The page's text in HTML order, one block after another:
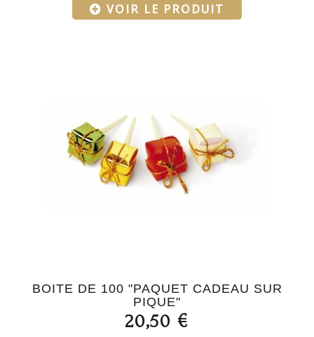
VOIR LE PRODUIT
BOITE DE 100 "PAQUET CADEAU SUR
PIQUE"
20,50 €